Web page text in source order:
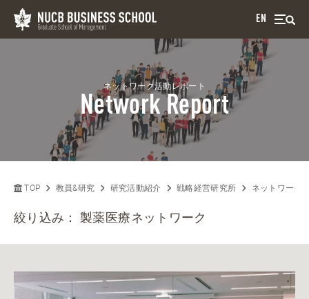
EN
ネットワーク活動レポート
Network Report
TOP 教員&研究 研究活動紹介 戦略経営研究所 ネットワーク
絞り込み： 製薬医療ネットワーク